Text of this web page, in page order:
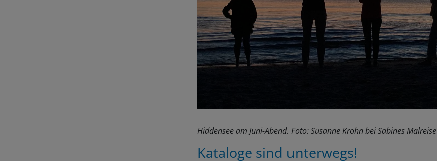
Hiddensee am Juni-Abend. Foto: Susanne Krohn bei Sabines Malreise
Kataloge sind unterwegs!